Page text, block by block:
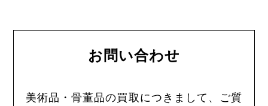
お問い合わせ
美術品・骨董品の買取につきまして、ご質